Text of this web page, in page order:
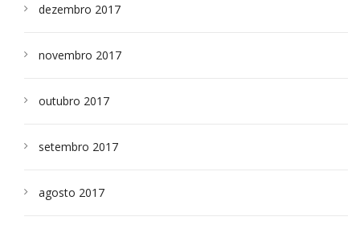
dezembro 2017
novembro 2017
outubro 2017
setembro 2017
agosto 2017